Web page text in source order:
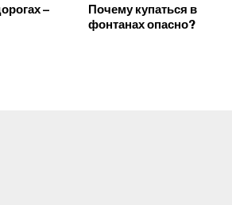
–
Почему купаться в
фонтанах опасно?